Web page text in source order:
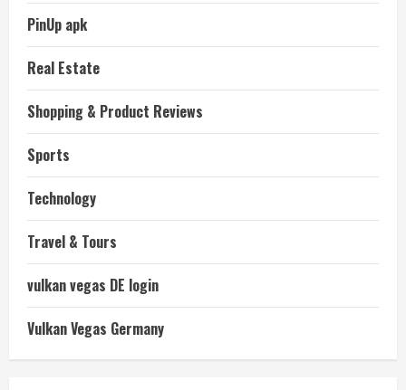
PinUp apk
Real Estate
Shopping & Product Reviews
Sports
Technology
Travel & Tours
vulkan vegas DE login
Vulkan Vegas Germany